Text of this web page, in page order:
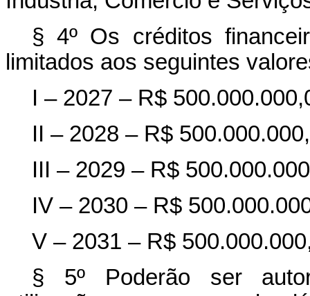
§ 4º Os créditos
limitados aos seguintes
I – 2027 – R$
II – 2028 – R$
III – 2029 – R$
IV – 2030 – R$
V – 2031 – R$
§ 5º Poderão ser